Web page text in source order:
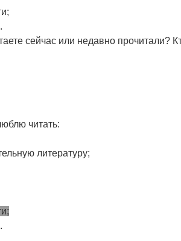
сейчас или недавно прочитали?
читать:
литературу;